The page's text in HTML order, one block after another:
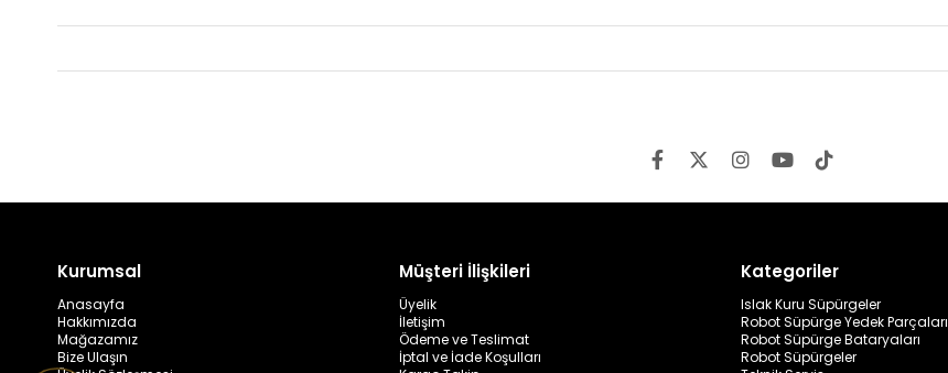
Kurumsal
Anasayfa
Hakkımızda
Mağazamız
Bize Ulaşın
Müşteri İlişkileri
Üyelik
İletişim
Ödeme ve Teslimat
İptal ve İade Koşulları
Kategoriler
Islak Kuru Süpürgeler
Robot Süpürge Yedek Parçaları
Robot Süpürge Bataryaları
Robot Süpürgeler